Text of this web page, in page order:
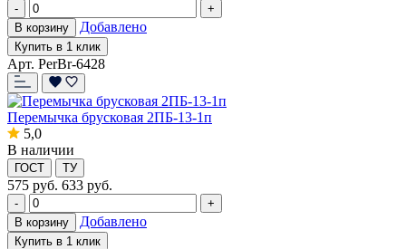
-
+
В корзину
Добавлено
Купить в 1 клик
Арт. PerBr-6428
Перемычка брусковая 2ПБ-13-1п
5,0
В наличии
ГОСТ ТУ
575 руб. 633 руб.
-
+
В корзину
Добавлено
Купить в 1 клик